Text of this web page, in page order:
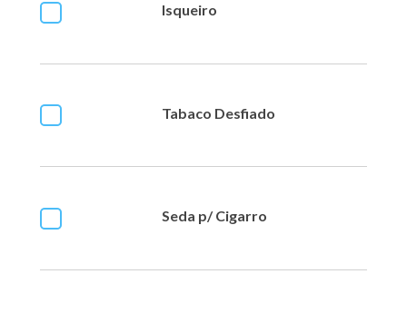
Isqueiro
Tabaco Desfiado
Seda p/ Cigarro